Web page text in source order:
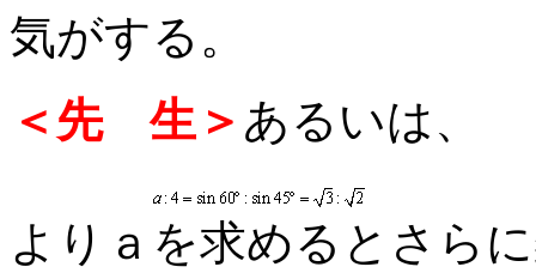
気がする。
＜先 生＞ あるいは、
よりａを求めるとさら